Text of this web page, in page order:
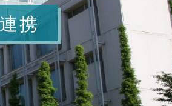
携